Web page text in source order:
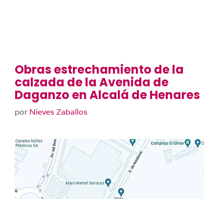
Obras estrechamiento de la
calzada de la Avenida de
Daganzo en Alcalá de Henares
por Nieves Zaballos